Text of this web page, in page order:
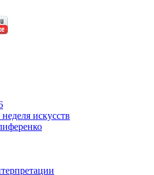
искусств